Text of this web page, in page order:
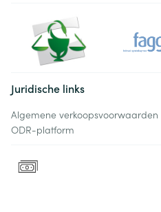
Juridische links
Algemene verkoopsvoorwaarden
ODR-platform